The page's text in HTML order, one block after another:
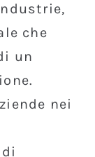
che
un
nei